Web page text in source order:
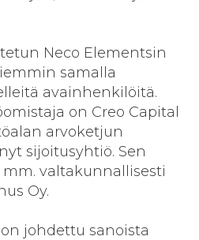
Neco Elementsin
samalla
avainhenkilöitä.
on Creo Capital
arvoketjun
sijoitusyhtiö. Sen
valtakunnallisesti
Oy.
johdettu sanoista